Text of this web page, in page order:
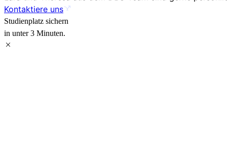
Kontaktiere uns
Studienplatz sichern
in unter 3 Minuten.